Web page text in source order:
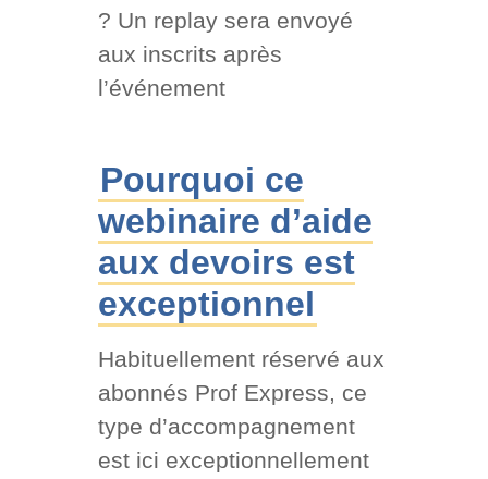
? Un replay sera envoyé
aux inscrits après
l’événement
Pourquoi ce
webinaire d’aide
aux devoirs est
exceptionnel
Habituellement réservé aux
abonnés Prof Express, ce
type d’accompagnement
est ici exceptionnellement